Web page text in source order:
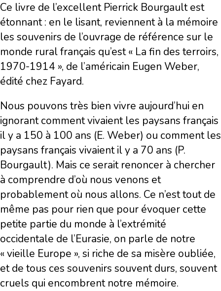
Ce livre de l’excellent Pierrick Bourgault est
étonnant : en le lisant, reviennent à la mémoire
les souvenirs de l’ouvrage de référence sur le
monde rural français qu’est « La fin des terroirs,
1970-1914 », de l’américain Eugen Weber,
édité chez Fayard.
Nous pouvons très bien vivre aujourd’hui en
ignorant comment vivaient les paysans français
il y a 150 à 100 ans (E. Weber) ou comment les
paysans français vivaient il y a 70 ans (P.
Bourgault). Mais ce serait renoncer à chercher
à comprendre d’où nous venons et
probablement où nous allons. Ce n’est tout de
même pas pour rien que pour évoquer cette
petite partie du monde à l’extrémité
occidentale de l’Eurasie, on parle de notre
« vieille Europe », si riche de sa misère oubliée,
et de tous ces souvenirs souvent durs, souvent
cruels qui encombrent notre mémoire.